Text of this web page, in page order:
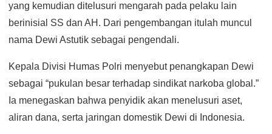
yang kemudian ditelusuri mengarah pada pelaku lain
berinisial SS dan AH. Dari pengembangan itulah muncul
nama Dewi Astutik sebagai pengendali.
Kepala Divisi Humas Polri menyebut penangkapan Dewi
sebagai “pukulan besar terhadap sindikat narkoba global.”
Ia menegaskan bahwa penyidik akan menelusuri aset,
aliran dana, serta jaringan domestik Dewi di Indonesia.